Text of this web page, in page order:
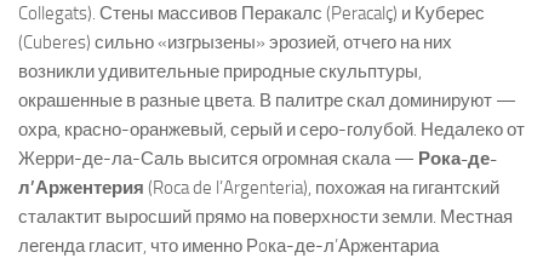
Collegats). Стены массивов Перакалс (Peracalç) и Куберес
(Cuberes) сильно «изгрызены» эрозией, отчего на них
возникли удивительные природные скульптуры,
окрашенные в разные цвета. В палитре скал доминируют —
охра, красно-оранжевый, серый и серо-голубой. Недалеко от
Жерри-де-ла-Саль высится огромная скала — Рока-де-
л’Аржентерия (Roca de l’Argenteria), похожая на гигантский
сталактит выросший прямо на поверхности земли. Местная
легенда гласит, что именно Рoка-де-л’Аржентариа